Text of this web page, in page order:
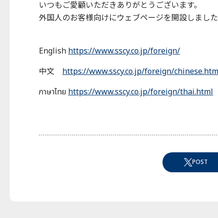
いつもご愛顧いただきありがとうございます。
外国人のお客様向けにウェブページを開設しました
Englishhttps://www.sscy.co.jp/foreign/
中文 https://www.sscy.co.jp/foreign/
ภาษาไทยhttps://www.sscy.co.jp/foreign/thai.html
POST